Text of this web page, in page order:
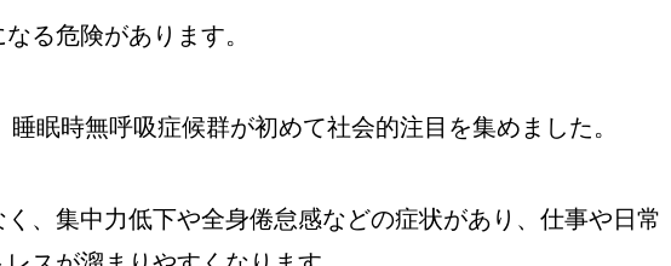
る危険があります。
眠時無呼吸症候群が初めて社会的注目を集めました。
、集中力低下や全身倦怠感などの症状があり、仕事や日常